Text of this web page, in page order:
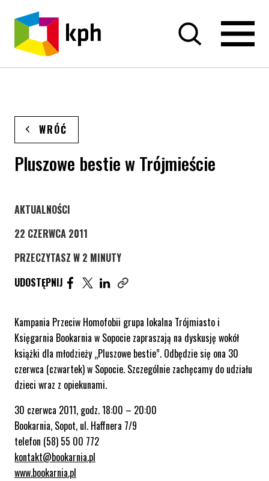
PRZEJDŹ DO TREŚCI
WRÓĆ
Pluszowe bestie w Trójmieście
STRONA KATEGORII WPISÓW
AKTUALNOŚCI
22 CZERWCA 2011
PRZECZYTASZ W 2 MINUTY
UDOSTĘPNIJ
UDOSTĘPNIJ ARTYKUŁ NA FACEBOOK. STRONA
UDOSTĘPNIJ ARTYKUŁ NA TWITTER.
UDOSTĘPNIJ ARTYKUŁ NA LINKEDIN.
Kampania Przeciw Homofobii grupa lokalna Trójmiasto i
Księgarnia Bookarnia w Sopocie zapraszają na dyskusję wokół
książki dla młodzieży „Pluszowe bestie”. Odbędzie się ona 30
czerwca (czwartek) w Sopocie. Szczególnie zachęcamy do udziału
dzieci wraz z opiekunami.
30 czerwca 2011, godz. 18:00 – 20:00
Bookarnia, Sopot, ul. Haffnera 7/9
telefon (58) 55 00 772
kontakt@bookarnia.pl
www.bookarnia.pl